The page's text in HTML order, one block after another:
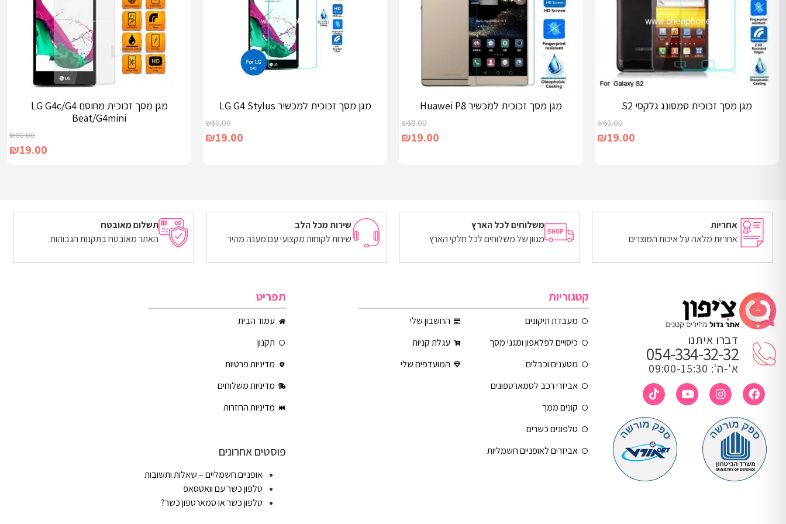
מגן מסך זכוכית סמסונג גלקסי S2
₪60.00
₪19.00
הוספה לסל
מגן מסך זכוכית למכשיר Huawei P8
₪60.00
₪19.00
הוספה לסל
מגן מסך זכוכית למכשיר LG G4 Stylus
₪60.00
₪19.00
הוספה לסל
מגן מסך זכוכית מחוסם LG G4c/G4
Beat/G4mini
₪60.00
₪19.00
הוספה לסל
אחריות
אחריות מלאה על איכות המוצרים
משלוחים לכל הארץ
מגוון של משלוחים לכל חלקי הארץ
שירות מכל הלב
שירות לקוחות מקצועי עם מענה מהיר
תשלום מאובטח
האתר מאובטח בתקנות הגבוהות
דברו איתנו
054-334-32-32
א'-ה': 09:00-15:30
קטגוריות
מעבדת תיקונים
כיסויים לפלאפון ומגני מסך
מטענים וכבלים
אביזרי רכב לסמארטפונים
קונים ממך
טלפונים כשרים
אביזרים לאופניים חשמליות
החשבון שלי
עגלת קניות
המועדפים שלי
תפריט
עמוד הבית
תקנון
מדיניות פרטיות
מדיניות משלוחים
מדיניות החזרות
פוסטים אחרונים
אופניים חשמליים – שאלות ותשובות
טלפון כשר עם וואטסאפ
טלפון כשר או סמארטפון כשר?